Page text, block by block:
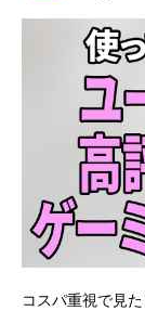
コスパ重視で見